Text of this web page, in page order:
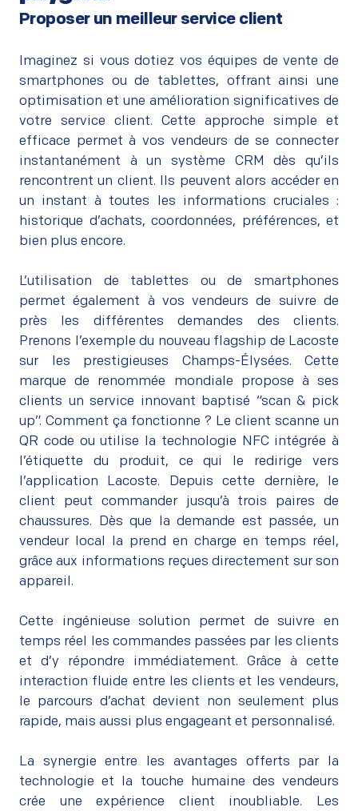
Proposer un meilleur service client
Imaginez si vous dotiez vos équipes de vente de
smartphones ou de tablettes, offrant ainsi une
optimisation et une amélioration significatives de
votre service client. Cette approche simple et
efficace permet à vos vendeurs de se connecter
instantanément à un système CRM dès qu’ils
rencontrent un client. Ils peuvent alors accéder en
un instant à toutes les informations cruciales :
historique d’achats, coordonnées, préférences, et
bien plus encore.
L’utilisation de tablettes ou de smartphones
permet également à vos vendeurs de suivre de
près les différentes demandes des clients.
Prenons l’exemple du nouveau flagship de Lacoste
sur les prestigieuses Champs-Élysées. Cette
marque de renommée mondiale propose à ses
clients un service innovant baptisé “scan & pick
up”. Comment ça fonctionne ? Le client scanne un
QR code ou utilise la technologie NFC intégrée à
l’étiquette du produit, ce qui le redirige vers
l’application Lacoste. Depuis cette dernière, le
client peut commander jusqu’à trois paires de
chaussures. Dès que la demande est passée, un
vendeur local la prend en charge en temps réel,
grâce aux informations reçues directement sur son
appareil.
Cette ingénieuse solution permet de suivre en
temps réel les commandes passées par les clients
et d’y répondre immédiatement. Grâce à cette
interaction fluide entre les clients et les vendeurs,
le parcours d’achat devient non seulement plus
rapide, mais aussi plus engageant et personnalisé.
La synergie entre les avantages offerts par la
technologie et la touche humaine des vendeurs
crée une expérience client inoubliable. Les